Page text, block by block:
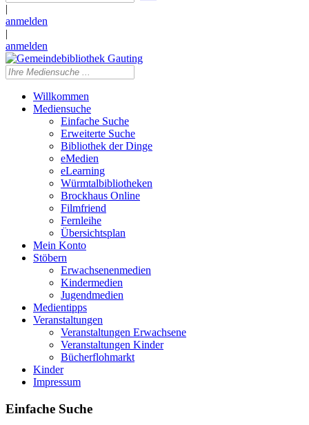
|
anmelden
|
anmelden
Willkommen
Mediensuche
Einfache Suche
Erweiterte Suche
Bibliothek der Dinge
eMedien
eLearning
Würmtalbibliotheken
Brockhaus Online
Filmfriend
Fernleihe
Übersichtsplan
Mein Konto
Stöbern
Erwachsenenmedien
Kindermedien
Jugendmedien
Medientipps
Veranstaltungen
Veranstaltungen Erwachsene
Veranstaltungen Kinder
Bücherflohmarkt
Kinder
Impressum
Einfache Suche